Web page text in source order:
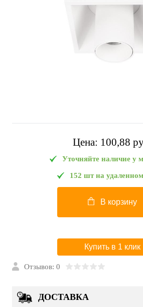
Цена: 100,88
Уточняйте наличие у
152 шт на
В корзину
Купить в 1 клик
Отзывов: 0
ДОСТАВКА